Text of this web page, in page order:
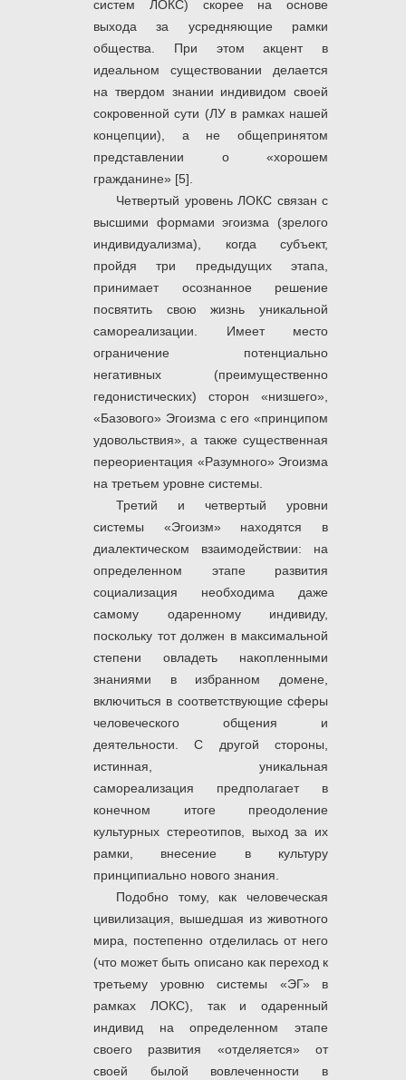
систем ЛОКС) скорее на основе
выхода за усредняющие рамки
общества. При этом акцент в
идеальном существовании делается
на твердом знании индивидом своей
сокровенной сути (ЛУ в рамках нашей
концепции), а не общепринятом
представлении о «хорошем
гражданине» [5].
Четвертый уровень ЛОКС связан с
высшими формами эгоизма (зрелого
индивидуализма), когда субъект,
пройдя три предыдущих этапа,
принимает осознанное решение
посвятить свою жизнь уникальной
самореализации. Имеет место
ограничение потенциально
негативных (преимущественно
гедонистических) сторон «низшего»,
«Базового» Эгоизма с его «принципом
удовольствия», а также существенная
переориентация «Разумного» Эгоизма
на третьем уровне системы.
Третий и четвертый уровни
системы «Эгоизм» находятся в
диалектическом взаимодействии: на
определенном этапе развития
социализация необходима даже
самому одаренному индивиду,
поскольку тот должен в максимальной
степени овладеть накопленными
знаниями в избранном домене,
включиться в соответствующие сферы
человеческого общения и
деятельности. С другой стороны,
истинная, уникальная
самореализация предполагает в
конечном итоге преодоление
культурных стереотипов, выход за их
рамки, внесение в культуру
принципиально нового знания.
Подобно тому, как человеческая
цивилизация, вышедшая из животного
мира, постепенно отделилась от него
(что может быть описано как переход к
третьему уровню системы «ЭГ» в
рамках ЛОКС), так и одаренный
индивид на определенном этапе
своего развития «отделяется» от
своей былой вовлеченности в